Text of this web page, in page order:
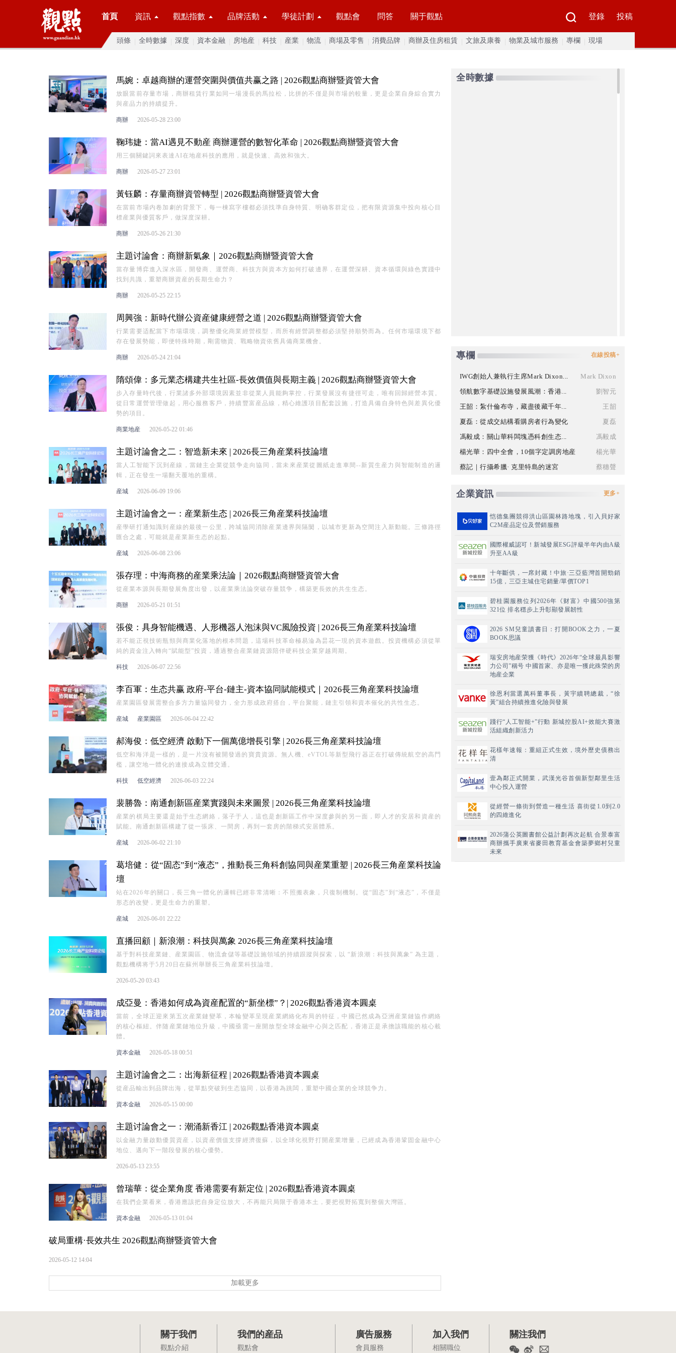
首頁 資訊 觀點指數 品牌活動 學徒計劃 觀點會 問答 關于觀點 登錄 投稿
頭條 全時數據 深度 資本金融 房地産 科技 産業 物流 商場及零售 消費品牌 商辦及住房租賃 文旅及康養 物業及城市服務 專欄 現場
馬婉：卓越商辦的運營突圍與價值共赢之路 | 2026觀點商辦暨資管大會
放眼當前存量市場，商辦租賃行業如同一場漫長的馬拉松，比拼的不僅是與市場的較量，更是企業自身綜合實力
與産品力的持續提升。
商辦 2026-05-28 23:00
鞠玮婕：當AI遇見不動産 商辦運營的數智化革命 | 2026觀點商辦暨資管大會
用三個關鍵詞來表達AI在地産科技的應用，就是快速、高效和強大。
商辦 2026-05-27 23:01
黃钰麟：存量商辦資管轉型 | 2026觀點商辦暨資管大會
在當前市場内卷加劇的背景下，每一棟寫字樓都必須找準自身特質、明确客群定位，把有限資源集中投向核心目
標産業與優質客戶，做深度深耕。
商辦 2026-05-26 21:30
主題讨論會：商辦新氣象｜2026觀點商辦暨資管大會
當存量博弈進入深水區，開發商、運營商、科技方與資本方如何打破邊界，在運營深耕、資本循環與綠色實踐中
找到共識，重塑商辦資産的長期生命力？
商辦 2026-05-25 22:15
周興強：新時代辦公資産健康經營之道 | 2026觀點商辦暨資管大會
行業需要适配當下市場環境，調整優化商業經營模型，而所有經營調整都必須堅持順勢而為。任何市場環境下都
存在發展勢能，即便特殊時期，剛需物資、戰略物資依舊具備商業機會。
商辦 2026-05-24 21:04
隋頌偉：多元業态構建共生社區-長效價值與長期主義 | 2026觀點商辦暨資管大會
步入存量時代後，行業諸多外部環境因素並非從業人員能夠掌控，行業發展沒有捷徑可走，唯有回歸經營本質。
從日常運營管理做起，用心服務客戶，持續豐富産品線，精心維護項目配套設施，打造具備自身特色與差異化優
勢的項目。
商業地産 2026-05-22 01:46
主題讨論會之二：智造新未來 | 2026長三角産業科技論壇
當人工智能下沉到産線，當鏈主企業從競争走向協同，當未來産業從圖紙走進車間--新質生産力與智能制造的邏
輯，正在發生一場翻天覆地的重構。
産城 2026-06-09 19:06
主題讨論會之一：産業新生态 | 2026長三角産業科技論壇
産學研打通知識到産線的最後一公里，跨城協同消除産業邊界與隔閡，以城市更新為空間注入新動能。三條路徑
匯合之處，可能就是産業新生态的起點。
産城 2026-06-08 23:06
張存理：中海商務的産業乘法論｜2026觀點商辦暨資管大會
從産業本源與長期發展角度出發，以産業乘法論突破存量競争，構築更長效的共生生态。
商辦 2026-05-21 01:51
張俊：具身智能機遇、人形機器人泡沫與VC風險投資 | 2026長三角産業科技論壇
若不能正視技術瓶頸與商業化落地的根本問題，這場科技革命極易淪為昙花一現的資本遊戲。投資機構必須從單
純的資金注入轉向“賦能型”投資，通過整合産業鏈資源陪伴硬科技企業穿越周期。
科技 2026-06-07 22:56
李百軍：生态共赢 政府-平台-鏈主-資本協同賦能模式｜2026長三角産業科技論壇
産業園區發展需整合多方力量協同發力，全力形成政府搭台，平台聚能，鏈主引領和資本催化的共性生态。
産城 産業園區 2026-06-04 22:42
郝海俊：低空經濟 啟動下一個萬億增長引擎 | 2026長三角産業科技論壇
低空和海洋是一樣的，是一片沒有被開發過的寶貴資源。無人機、eVTOL等新型飛行器正在打破傳統航空的高門
檻，讓空地一體化的連接成為立體交通。
科技 低空經濟 2026-06-03 22:24
裴勝魯：南通創新區産業實踐與未來圖景 | 2026長三角産業科技論壇
産業的棋局主要還是始于生态網絡，落子于人，這也是創新區工作中深度參與的另一面，即人才的安居和資産的
賦能。南通創新區構建了從一張床、一間房，再到一套房的階梯式安居體系。
産城 2026-06-02 21:10
葛培健：從“固态”到“液态”，推動長三角科創協同與産業重塑 | 2026長三角産業科技論
壇
站在2026年的關口，長三角一體化的邏輯已經非常清晰：不照搬表象，只復制機制。從“固态”到“液态”，不僅是
形态的改變，更是生命力的重塑。
産城 2026-06-01 22:22
直播回顧｜新浪潮：科技與萬象 2026長三角産業科技論壇
基于對科技産業鏈、産業園區、物流倉儲等基礎設施領域的持續跟蹤與探索，以 “新浪潮：科技與萬象” 為主題，
觀點機構将于5月20日在蘇州舉辦長三角産業科技論壇。
2026-05-20 03:43
成亞曼：香港如何成為資産配置的“新坐標”？| 2026觀點香港資本圓桌
當前，全球正迎來第五次産業鏈變革，本輪變革呈現産業網絡化布局的特征，中國已然成為亞洲産業鏈協作網絡
的核心樞紐。伴随産業鏈地位升級，中國亟需一座開放型全球金融中心與之匹配，香港正是承擔該職能的核心載
體。
資本金融 2026-05-18 00:51
主題讨論會之二：出海新征程 | 2026觀點香港資本圓桌
從産品輸出到品牌出海，從單點突破到生态協同，以香港為跳闆，重塑中國企業的全球競争力。
資本金融 2026-05-15 00:00
主題讨論會之一：潮涌新香江 | 2026觀點香港資本圓桌
以金融力量啟動優質資産，以資産價值支撐經濟復蘇，以全球化視野打開産業增量，已經成為香港鞏固金融中心
地位、邁向下一階段發展的核心優勢。
2026-05-13 23:55
曾瑞華：從企業角度 香港需要有新定位 | 2026觀點香港資本圓桌
在我們企業看來，香港應該把自身定位放大，不再能只局限于香港本土，要把視野拓寬到整個大灣區。
資本金融 2026-05-13 01:04
破局重構·長效共生 2026觀點商辦暨資管大會
2026-05-12 14:04
加載更多
全時數據
專欄 在線投稿+
IWG創始人兼執行主席Mark Dixon...
Mark Dixon
領航數字基礎設施發展風潮：香港...
劉智元
王韶：紮什倫布寺，藏盡後藏千年...
王韶
夏磊：從成交結構看購房者行為變化
夏磊
馮毅成：關山華科闆塊憑科創生态...
馮毅成
楊光華：四中全會，10個字定調房地産
楊光華
蔡記｜行攝希臘· 克里特島的迷宮
蔡穗聲
企業資訊 更多+
恺德集團競得洪山區園林路地塊，引入貝好家
C2M産品定位及營銷服務
國際權威認可！新城發展ESG評級半年内由A級
升至AA級
十年斷供，一席封藏！中旅·三亞藍灣首開勁銷
15億，三亞主城住宅銷量/單價TOP1
碧桂園服務位列2026年《财富》中國500強第
321位 排名穩步上升彰顯發展韌性
2026 SM兒童讀書日：打開BOOK之力，一夏
BOOK思議
瑞安房地産荣獲《時代》2026年“全球最具影響
力公司”稱号 中國首家、亦是唯一獲此殊荣的房
地産企業
徐恩利當選萬科董事長，黃宇續聘總裁，“徐
黃”組合持續推進化險與發展
踐行“人工智能+”行動 新城控股AI+效能大賽激
活組織創新活力
花樣年速報：重組正式生效，境外歷史債務出
清
壹為鄰正式開業，武漢光谷首個新型鄰里生活
中心投入運營
從經營一條街到營造一種生活 喜街從1.0到2.0
的四維進化
2026蒲公英圖書館公益計劃再次起航 合景泰富
商辦攜手廣東省麥田教育基金會築夢鄉村兒童
未來
關于我們
觀點介紹
我們的産品
觀點會
廣告服務
會員服務
加入我們
相關職位
關注我們